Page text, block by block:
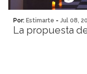
Por: Estimarte - Jul 08,
La propuesta